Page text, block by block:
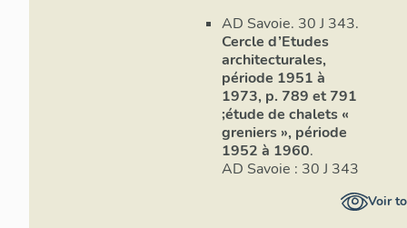
AD Savoie. 30 J 343.
Cercle d’Etudes
architecturales,
période 1951 à
1973, p. 789 et 791
;étude de chalets «
greniers », période
1952 à 1960.
AD Savoie : 30 J 343
Voir